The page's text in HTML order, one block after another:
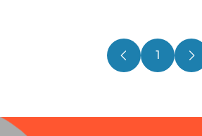
1